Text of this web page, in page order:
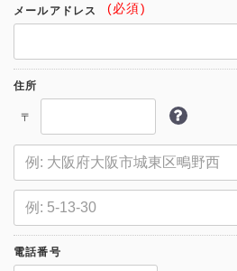
メールアドレス (必須)
住所
〒
電話番号